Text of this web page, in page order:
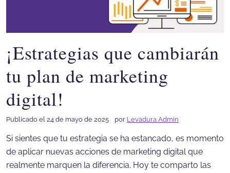
¡Estrategias que cambiarán
tu plan de marketing
digital!
Publicado el 24 de mayo de 2025 por Levadura Admin
Si sientes que tu estrategia se ha estancado, es momento
de aplicar nuevas acciones de marketing digital que
realmente marquen la diferencia. Hoy te comparto las